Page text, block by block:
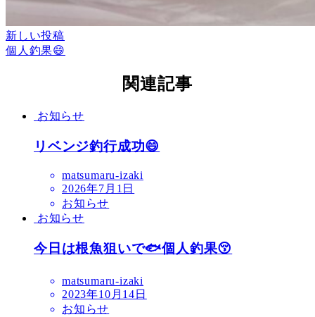
新しい投稿
個人釣果😄
関連記事
お知らせ
リベンジ釣行成功😄
matsumaru-izaki
2026年7月1日
お知らせ
お知らせ
今日は根魚狙いで🐟個人釣果😚
matsumaru-izaki
2023年10月14日
お知らせ